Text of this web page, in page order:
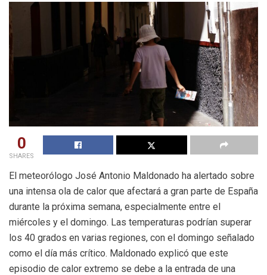
0
SHARES
El meteorólogo José Antonio Maldonado ha alertado sobre
una intensa ola de calor que afectará a gran parte de España
durante la próxima semana, especialmente entre el
miércoles y el domingo. Las temperaturas podrían superar
los 40 grados en varias regiones, con el domingo señalado
como el día más crítico. Maldonado explicó que este
episodio de calor extremo se debe a la entrada de una